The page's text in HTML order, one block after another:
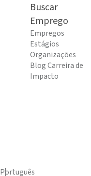
Buscar
Emprego
Empregos
Estágios
Organizações
Blog Carreira de
Impacto
Português